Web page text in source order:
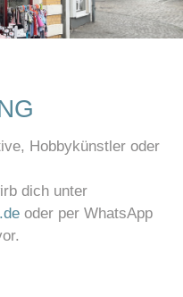
Hobbykünstler oder
dich unter
oder per WhatsApp